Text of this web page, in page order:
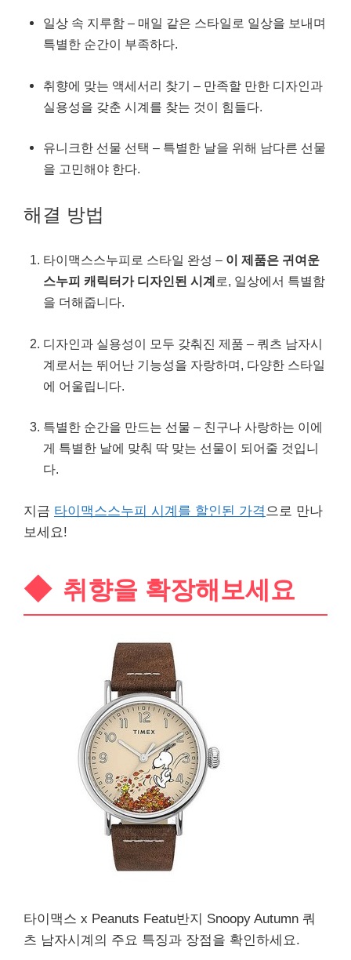
일상 속 지루함 – 매일 같은 스타일로 일상을 보내며
특별한 순간이 부족하다.
취향에 맞는 액세서리 찾기 – 만족할 만한 디자인과
실용성을 갖춘 시계를 찾는 것이 힘들다.
유니크한 선물 선택 – 특별한 날을 위해 남다른 선물
을 고민해야 한다.
해결 방법
타이맥스스누피로 스타일 완성 – 이 제품은 귀여운
스누피 캐릭터가 디자인된 시계 로, 일상에서 특별함
을 더해줍니다.
디자인과 실용성이 모두 갖춰진 제품 – 쿼츠 남자시
계로서는 뛰어난 기능성을 자랑하며, 다양한 스타일
에 어울립니다.
특별한 순간을 만드는 선물 – 친구나 사랑하는 이에
게 특별한 날에 맞춰 딱 맞는 선물이 되어줄 것입니
다.
지금 타이맥스스누피 시계를 할인된 가격 으로 만나
보세요!
취향을 확장해보세요
타이맥스 x Peanuts Featu반지 Snoopy Autumn 쿼
츠 남자시계의 주요 특징과 장점을 확인하세요.